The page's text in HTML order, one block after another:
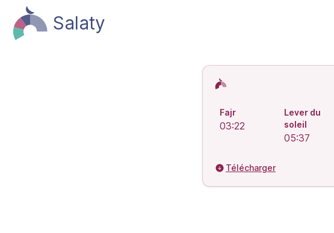
Salaty
Horaires de prière islamiques
Fajr
03:22
Lever du
soleil
05:37
Télécharger